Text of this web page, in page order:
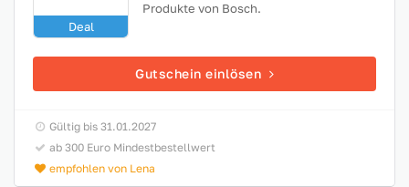
Deal
Produkte von Bosch.
Gutschein einlösen
Gültig bis 31.01.2027
ab 300 Euro Mindestbestellwert
empfohlen von Lena